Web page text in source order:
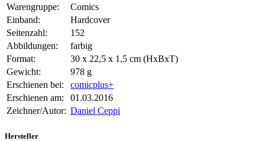
Warengruppe:
Comics
Einband:
Hardcover
Seitenzahl:
152
Abbildungen:
farbig
Format:
30 x 22,5 x 1,5 cm (HxBxT)
Gewicht:
978 g
Erschienen bei:
comicplus+
Erschienen am:
01.03.2016
Zeichner/Autor: Daniel Ceppi
Hersteller